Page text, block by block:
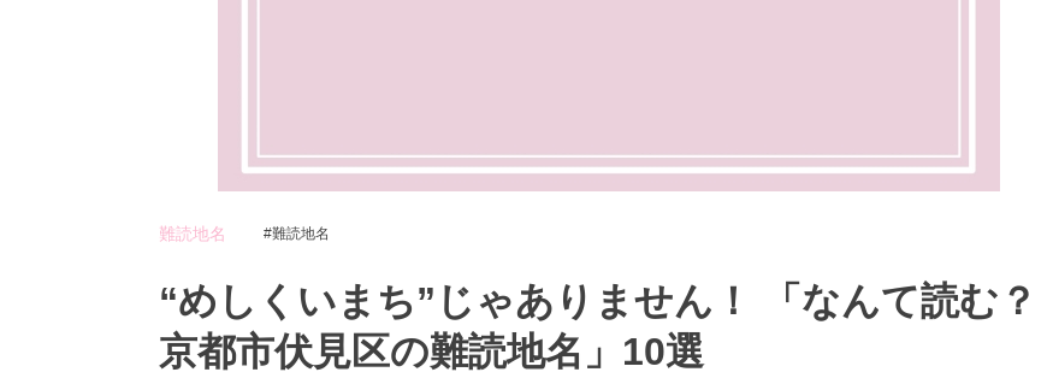
難読地名 難読地名
“めしくいまち”じゃありません！ 「なんて読む？
京都市伏見区の難読地名」10選